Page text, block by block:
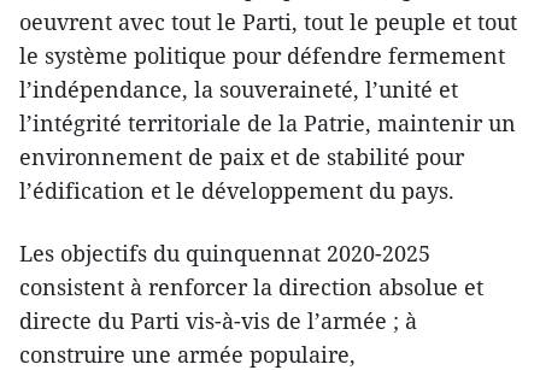
oeuvrent avec tout le Parti, tout le peuple et tout
le système politique pour défendre fermement
l’indépendance, la souveraineté, l’unité et
l’intégrité territoriale de la Patrie, maintenir un
environnement de paix et de stabilité pour
l’édification et le développement du pays.
Les objectifs du quinquennat 2020-2025
consistent à renforcer la direction absolue et
directe du Parti vis-à-vis de l’armée ; à
construire une armée populaire,